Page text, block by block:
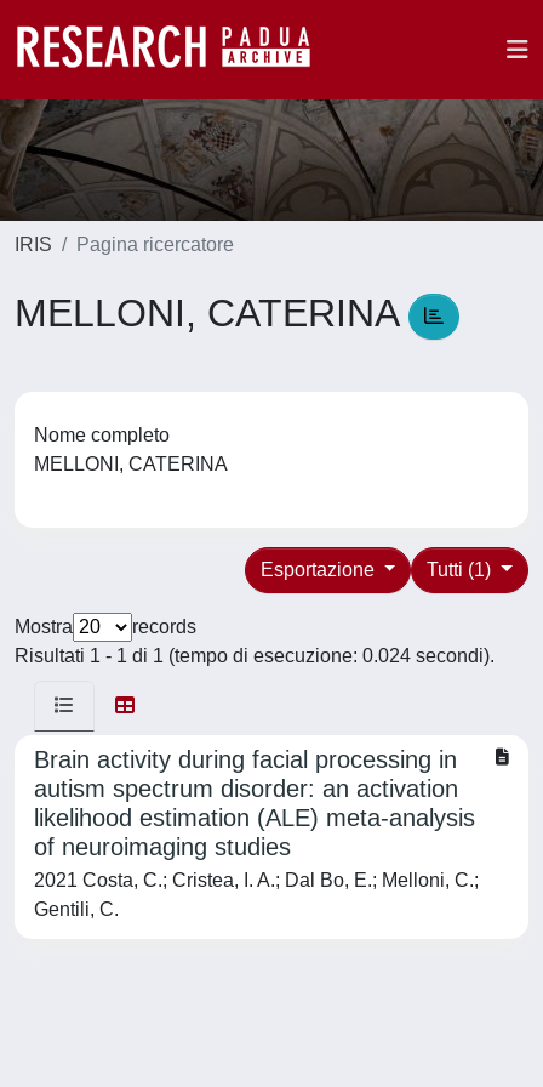
IRIS Pagina ricercatore
MELLONI, CATERINA
Nome completo
MELLONI, CATERINA
Tutti (1)
Esportazione
Mostra
records
Risultati 1 - 1 di 1 (tempo di esecuzione: 0.024 secondi).
Brain activity during facial processing in
autism spectrum disorder: an activation
likelihood estimation (ALE) meta-analysis
of neuroimaging studies
2021 Costa, C.; Cristea, I. A.; Dal Bo, E.; Melloni, C.;
Gentili, C.